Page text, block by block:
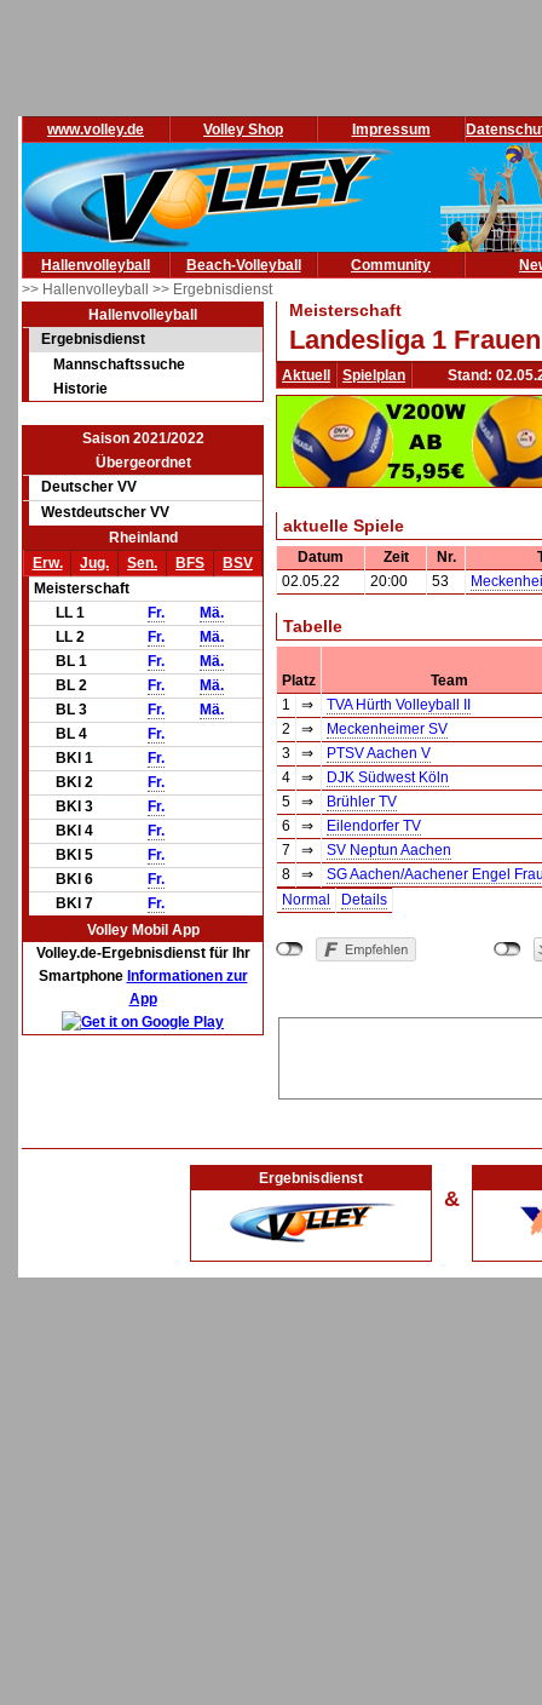
www.volley.de Volley Shop Impressum
Hallenvolleyball Beach-Volleyball Community
>> Hallenvolleyball >> Ergebnisdienst
Hallenvolleyball
Ergebnisdienst
Mannschaftssuche
Historie
Saison 2021/2022
Übergeordnet
Deutscher VV
Westdeutscher VV
Rheinland
Erw.
Jug. Sen. BFS
BSV
Meisterschaft
LL 1
Fr.
Mä.
LL 2
Fr.
Mä.
BL 1
Fr.
Mä.
BL 2
Fr.
Mä.
BL 3
Fr.
Mä.
BL 4
Fr.
BKl 1
Fr.
BKl 2
Fr.
BKl 3
Fr.
BKl 4
Fr.
BKl 5
Fr.
BKl 6
Fr.
BKl 7
Fr.
Volley Mobil App
Volley.de-Ergebnisdienst für Ihr
Smartphone Informationen zur
App
Meisterschaft
Landesliga 1
Aktuell Spielplan Stand:
aktuelle Spiele
Datum Zeit Nr.
02.05.22
20:00 53
Tabelle
Platz
Team
1
⇒
TVA Hürth Volleyball II
2
⇒
Meckenheimer SV
3
⇒
PTSV Aachen V
4
⇒
DJK Südwest Köln
5
⇒
Brühler TV
6
⇒
Eilendorfer TV
7
⇒
SV Neptun Aachen
8
⇒
SG Aachen/Aachener Engel
Normal
Details
Ergebnisdienst
&